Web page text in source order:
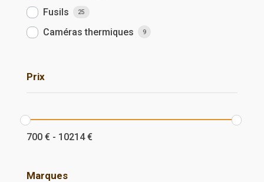
Fusils 25
Caméras thermiques 9
Prix
700 €- 10214 €
Marques